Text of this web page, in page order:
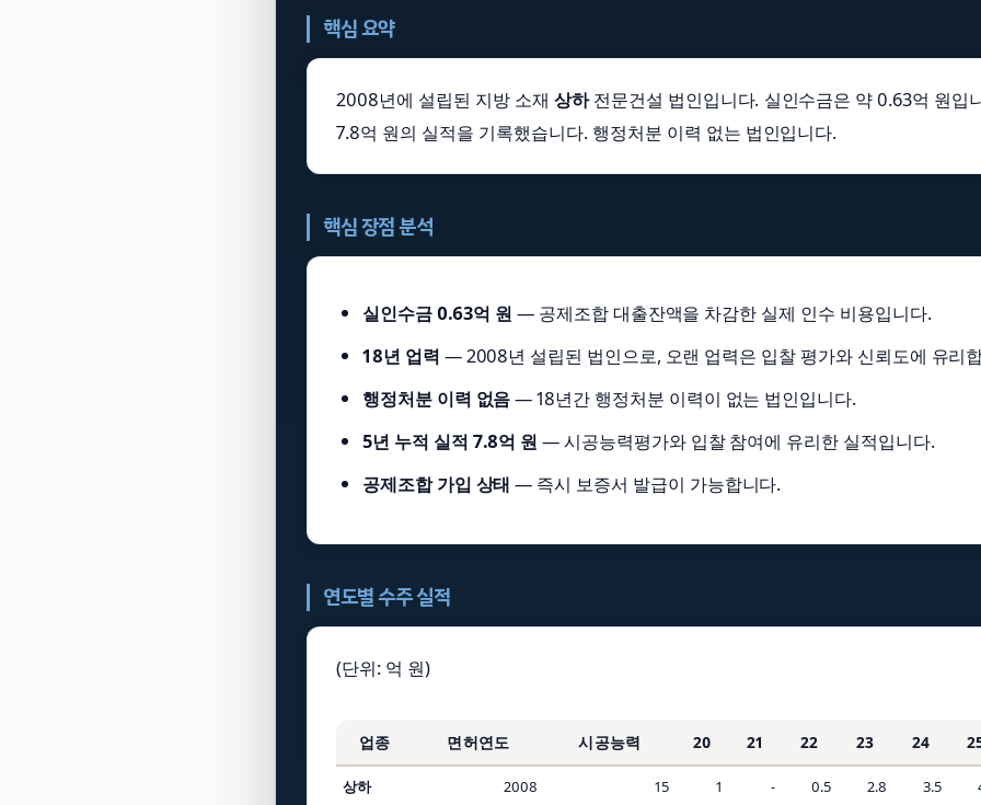
핵심 요약
2008년에 설립된 지방 소재 상하전문건설 법인입니다. 실인수금은 약 0.63억 원입
7.8억 원의 실적을 기록했습니다. 행정처분 이력 없는 법인입니다.
핵심 장점 분석
실인수금 0.63억 원 — 공제조합 대출잔액을 차감한 실제 인수 비용입니다.
18년 업력 — 2008년 설립된 법인으로, 오랜 업력은 입찰 평가와 신뢰도에 유리
행정처분 이력 없음— 18년간 행정처분 이력이 없는 법인입니다.
5년 누적 실적 7.8억 원 — 시공능력평가와 입찰 참여에 유리한 실적입니다.
공제조합 가입 상태 — 즉시 보증서 발급이 가능합니다.
연도별 수주 실적
(단위: 억 원)
업종 면허연도 시공능력 20 21 22 23 24
상하 2008 15 1 - 0.5 2.8 3.5